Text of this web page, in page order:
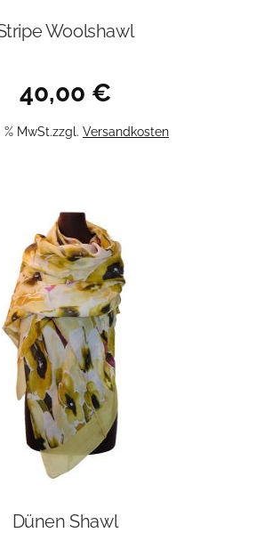
Woolshawl
40,00 €
% MwSt.zzgl. Versandkosten
Dünen Shawl